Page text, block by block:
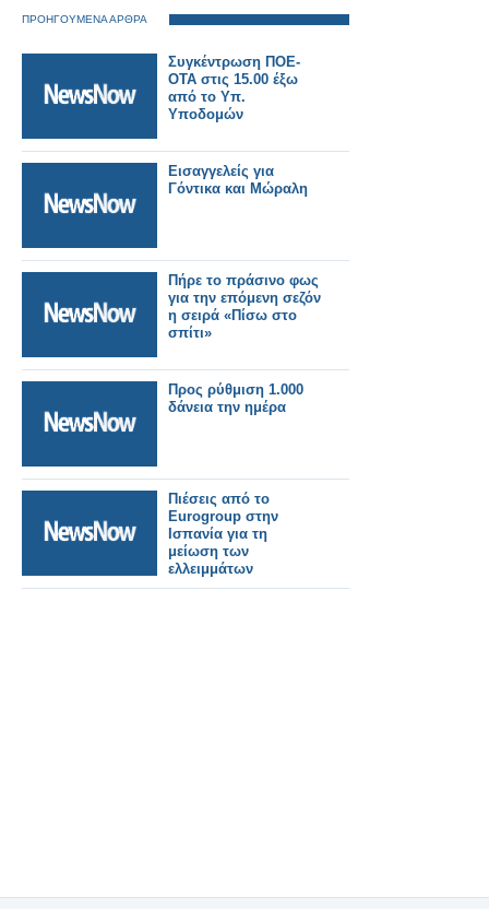
ΠΡΟΗΓΟΥΜΕΝΑ ΑΡΘΡΑ
Συγκέντρωση ΠΟΕ-
ΟΤΑ στις 15.00 έξω
από το Υπ.
Υποδομών
Εισαγγελείς για
Γόντικα και Μώραλη
Πήρε το πράσινο φως
για την επόμενη σεζόν
η σειρά «Πίσω στο
σπίτι»
Προς ρύθμιση 1.000
δάνεια την ημέρα
Πιέσεις από το
Eurogroup στην
Ισπανία για τη
μείωση των
ελλειμμάτων